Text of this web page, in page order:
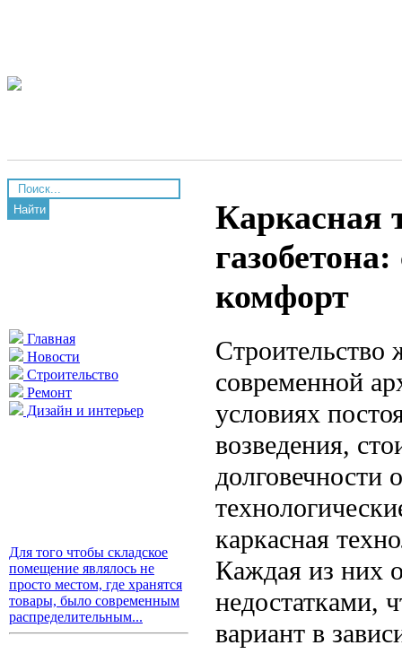
Найти
Главная
Новости
Строительство
Ремонт
Дизайн и интерьер
Для того чтобы складское
помещение являлось не
просто местом, где хранятся
товары, было современным
распределительным...
Каркасная
комфорт
современной
условиях
возведения,
долговечности
каркасная
Каждая из них
недостатками,
вариант в